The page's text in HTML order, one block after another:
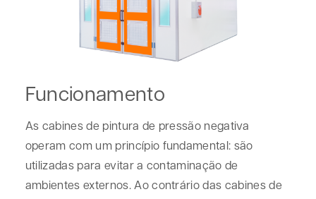
Funcionamento
As cabines de pintura de pressão negativa
operam com um princípio fundamental: são
utilizadas para evitar a contaminação de
ambientes externos. Ao contrário das cabines de